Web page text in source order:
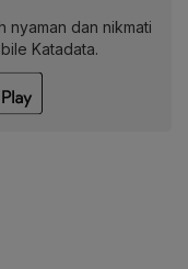
nyaman dan nikmati
Katadata.